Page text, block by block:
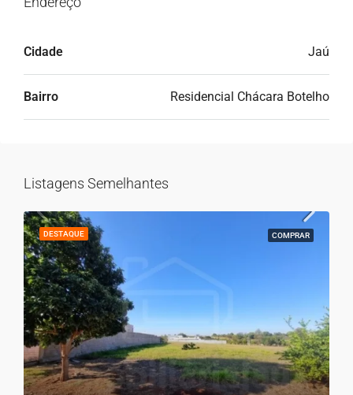
Cidade Jaú
Bairro Residencial Chácara Botelho
Listagens Semelhantes
DESTAQUE COMPRAR